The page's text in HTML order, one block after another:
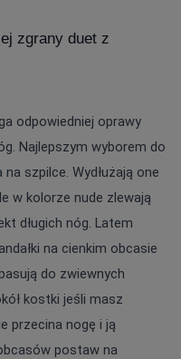
zgrany duet z
odpowiedniej oprawy
Najlepszym wyborem do
szpilce. Wydłużają one
w kolorze nude zlewają
długich nóg. Latem
na cienkim obcasie
do zwiewnych
kostki jeśli masz
przecina nogę i ją
postaw na